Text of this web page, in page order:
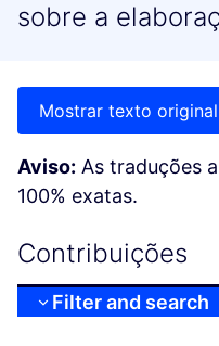
sobre a
Mostrar texto original
Aviso: As traduções
100% exatas.
Contribuições
Filter and search